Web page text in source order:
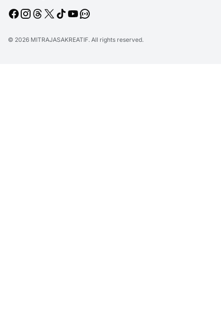
© 2026 MITRAJASAKREATIF. All rights reserved.